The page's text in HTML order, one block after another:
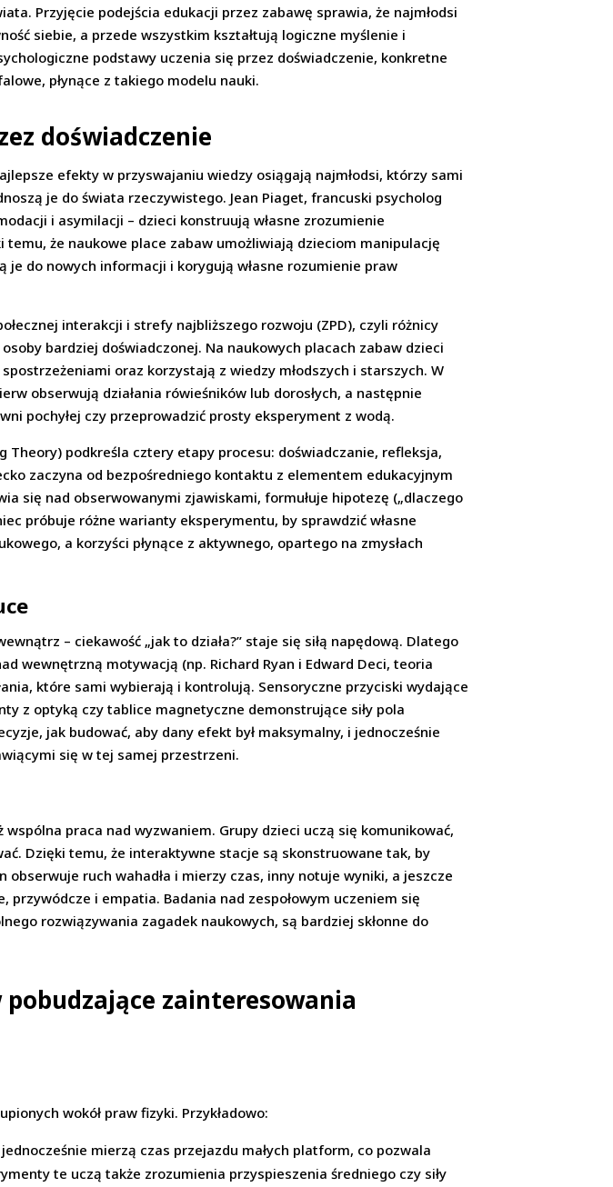
Przyjęcie podejścia edukacji przez zabawę sprawia, że najmłodsi
siebie, a przede wszystkim kształtują logiczne myślenie i
podstawy uczenia się przez doświadczenie, konkretne
płynące z takiego modelu nauki.
doświadczenie
efekty w przyswajaniu wiedzy osiągają najmłodsi, którzy sami
je do świata rzeczywistego. Jean Piaget, francuski psycholog
i asymilacji – dzieci konstruują własne zrozumienie
że naukowe place zabaw umożliwiają dzieciom manipulację
do nowych informacji i korygują własne rozumienie praw
interakcji i strefy najbliższego rozwoju (ZPD), czyli różnicy
bardziej doświadczonej. Na naukowych placach zabaw dzieci
oraz korzystają z wiedzy młodszych i starszych. W
obserwują działania rówieśników lub dorosłych, a następnie
pochyłej czy przeprowadzić prosty eksperyment z wodą.
podkreśla cztery etapy procesu: doświadczanie, refleksja,
zaczyna od bezpośredniego kontaktu z elementem edukacyjnym
się nad obserwowanymi zjawiskami, formułuje hipotezę („dlaczego
próbuje różne warianty eksperymentu, by sprawdzić własne
a korzyści płynące z aktywnego, opartego na zmysłach
– ciekawość „jak to działa?” staje się siłą napędową. Dlatego
wewnętrzną motywacją (np. Richard Ryan i Edward Deci, teoria
które sami wybierają i kontrolują. Sensoryczne przyciski wydające
z optyką czy tablice magnetyczne demonstrujące siły pola
jak budować, aby dany efekt był maksymalny, i jednocześnie
się w tej samej przestrzeni.
praca nad wyzwaniem. Grupy dzieci uczą się komunikować,
Dzięki temu, że interaktywne stacje są skonstruowane tak, by
ruch wahadła i mierzy czas, inny notuje wyniki, a jeszcze
i empatia. Badania nad zespołowym uczeniem się
rozwiązywania zagadek naukowych, są bardziej skłonne do
zainteresowania
wokół praw fizyki. Przykładowo:
mierzą czas przejazdu małych platform, co pozwala
te uczą także zrozumienia przyspieszenia średniego czy siły